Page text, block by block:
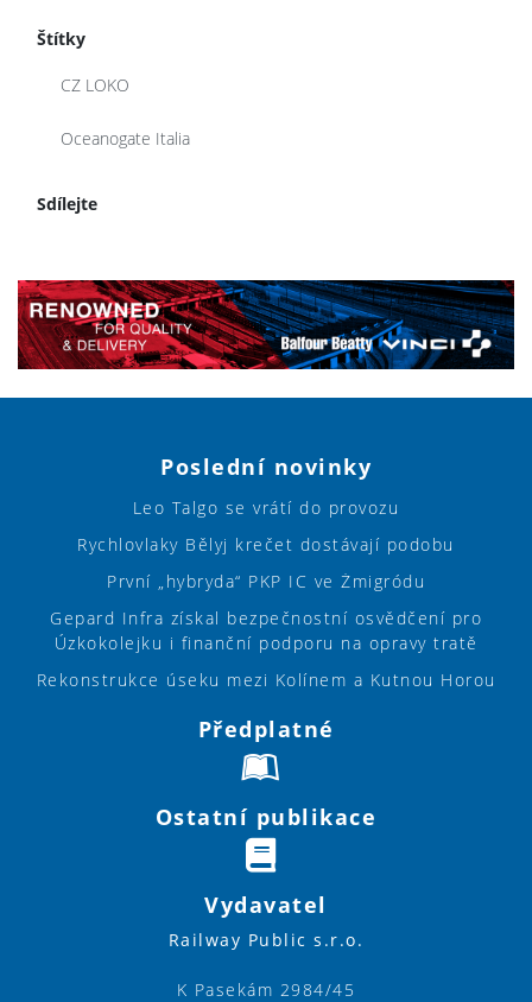
Štítky
CZ LOKO
Oceanogate Italia
Sdílejte
Poslední novinky
Leo Talgo se vrátí do provozu
Rychlovlaky Bělyj krečet dostávají podobu
První „hybryda“ PKP IC ve Żmigródu
Gepard Infra získal bezpečnostní osvědčení pro
Úzkokolejku i finanční podporu na opravy tratě
Rekonstrukce úseku mezi Kolínem a Kutnou Horou
Předplatné
Ostatní publikace
Vydavatel
Railway Public s.r.o.
K Pasekám 2984/45